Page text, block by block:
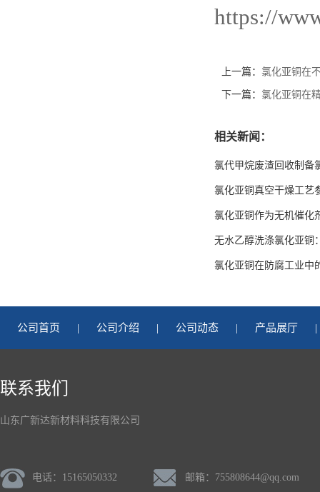
https://
上一篇： 氯化亚铜在
下一篇： 氯化亚铜在
相关新闻：
氯代甲烷废渣回收制备
氯化亚铜真空干燥工艺
氯化亚铜作为无机催化
无水乙醇洗涤氯化亚铜
氯化亚铜在防腐工业中
公司首页 | 公司介绍 | 公司动态 | 产品展厅 |
联系我们
山东广新达新材料科技有限公司
电话：15165050332 邮箱： 755808644@qq.com